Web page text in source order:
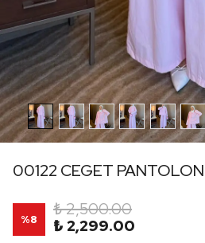
00122 CEGET
%8
₺ 2,500.00
₺ 2,299.00